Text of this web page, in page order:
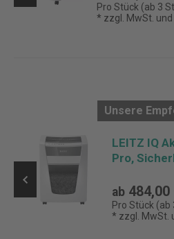
Pro Stück (ab 3
* zzgl. MwSt. und
Unsere
LEITZ IQ
Pro,
ab
Pro Stück (ab
* zzgl. MwSt.